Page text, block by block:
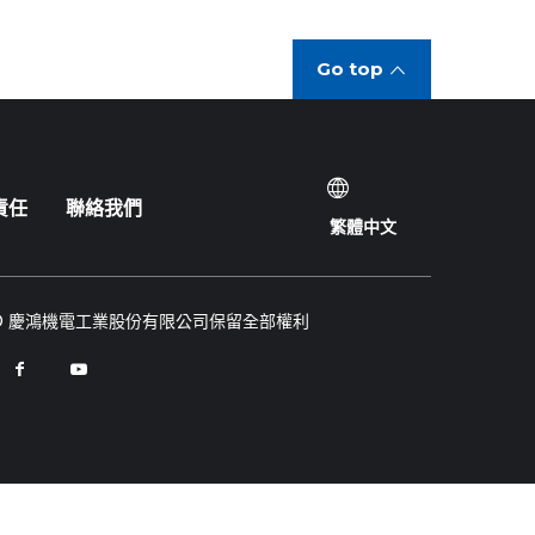
Go top
任 聯絡我們
繁體中文
鴻機電工業股份有限公司保留全部權利